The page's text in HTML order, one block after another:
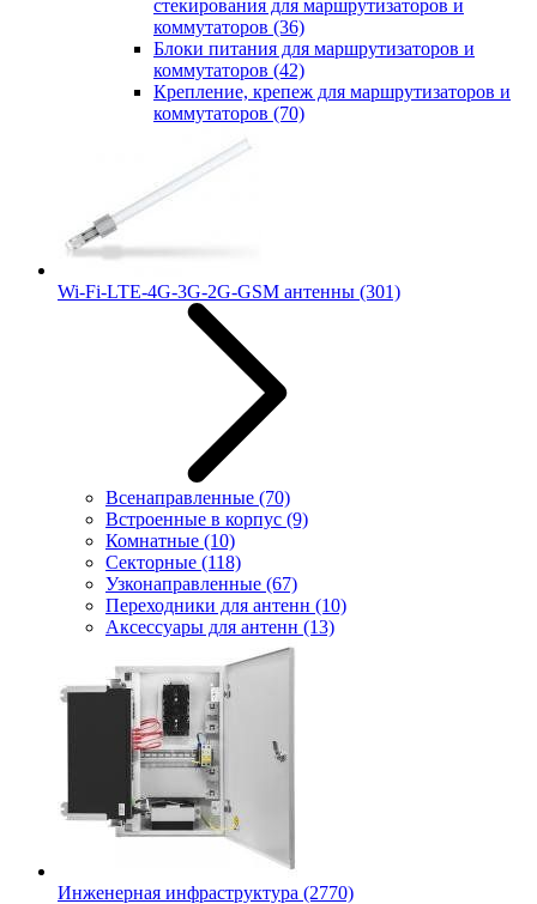
стекирования для маршрутизаторов и
коммутаторов (36)
Блоки питания для маршрутизаторов и
коммутаторов (42)
Крепление, крепеж для маршрутизаторов и
коммутаторов (70)
Wi-Fi-LTE-4G-3G-2G-GSM антенны (301)
Всенаправленные (70)
Встроенные в корпус (9)
Комнатные (10)
Секторные (118)
Узконаправленные (67)
Переходники для антенн (10)
Аксессуары для антенн (13)
Инженерная инфраструктура (2770)